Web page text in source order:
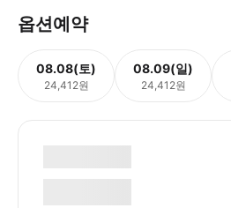
옵션예약
08.08(토)
24,412원
08.09(일)
24,412원